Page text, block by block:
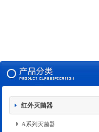
红外灭菌器
A系列灭菌器